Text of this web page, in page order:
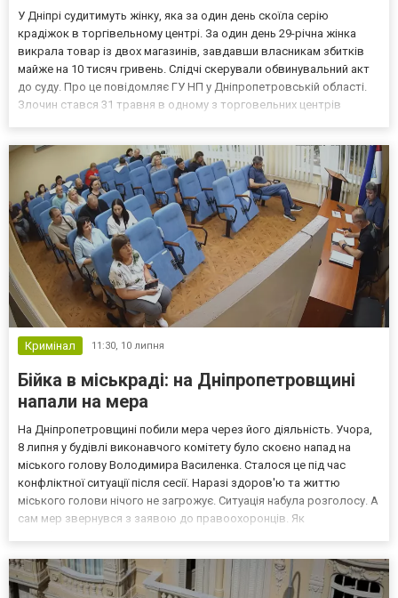
У Дніпрі судитимуть жінку, яка за один день скоїла серію
крадіжок в торгівельному центрі. За один день 29-річна жінка
викрала товар із двох магазинів, завдавши власникам збитків
майже на 10 тисяч гривень. Слідчі скерували обвинувальний акт
до суду. Про це повідомляє ГУ НП у Дніпропетровській області.
Злочин стався 31 травня в одному з торговельних центрів
Кримінал 11:30, 10 липня
Бійка в міськраді: на Дніпропетровщині
напали на мера
На Дніпропетровщині побили мера через його діяльність. Учора,
8 липня у будівлі виконавчого комітету було скоєно напад на
міського голову Володимира Василенка. Сталося це під час
конфліктної ситуації після сесії. Наразі здоров'ю та життю
міського голови нічого не загрожує. Ситуація набула розголосу. А
сам мер звернувся з заявою до правоохоронців. Як